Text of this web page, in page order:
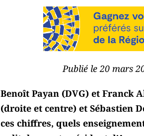
Publié le 20 mars
Benoît Payan (DVG) et Franck
(droite et centre) et Sébastien
ces chiffres, quels